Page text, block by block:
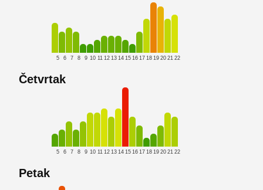
5 6 7 8 9 10 11 12 13 14 15 16 17 18 19 20 21 22
Četvrtak
5 6 7 8 9 10 11 12 13 14 15 16 17 18 19 20 21 22
Petak